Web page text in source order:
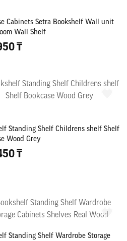
Cabinets Setra Bookshelf Wall unit
Wall Shelf
₸
Standing Shelf Childrens shelf Shelf
Wood Grey
₸
Standing Shelf Wardrobe Storage